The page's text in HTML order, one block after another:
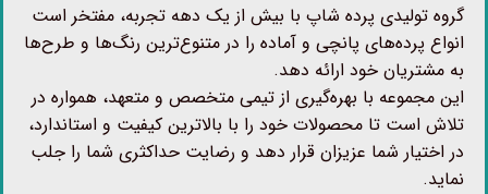
گروه تولیدی پرده شاپ با بیش از یک دهه تجربه، مفتخر است
انواع پرده‌های پانچی و آماده را در متنوع‌ترین رنگ‌ها و طرح‌ها
به مشتریان خود ارائه دهد.
این مجموعه با بهره‌گیری از تیمی متخصص و متعهد، همواره در
تلاش است تا محصولات خود را با بالاترین کیفیت و استاندارد،
در اختیار شما عزیزان قرار دهد و رضایت حداکثری شما را جلب
نماید.